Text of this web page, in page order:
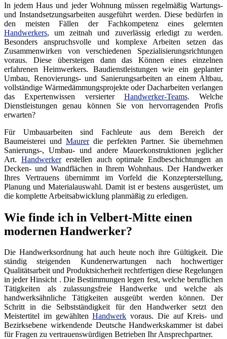
In jedem Haus und jeder Wohnung müssen regelmäßig Wartungs-
und Instandsetzungsarbeiten ausgeführt werden. Diese bedürfen in
den meisten Fällen der Fachkompetenz eines gelernten
Handwerkers, um zeitnah und zuverlässig erledigt zu werden.
Besonders anspruchsvolle und komplexe Arbeiten setzen das
Zusammenwirken von verschiedenen Spezialisierungsrichtungen
voraus. Diese übersteigen dann das Können eines einzelnen
erfahrenen Heimwerkers. Baudienstleistungen wie ein geplanter
Umbau, Renovierungs- und Sanierungsarbeiten an einem Altbau,
vollständige Wärmedämmungsprojekte oder Dacharbeiten verlangen
das Expertenwissen versierter Handwerker-Teams. Welche
Dienstleistungen genau können Sie von hervorragenden Profis
erwarten?
Für Umbauarbeiten sind Fachleute aus dem Bereich der
Baumeisterei und Maurerdie perfekten Partner. Sie übernehmen
Sanierungs-, Umbau- und andere Mauerkonstruktionen jeglicher
Art. Handwerkererstellen auch optimale Endbeschichtungen an
Decken- und Wandflächen in Ihrem Wohnhaus. Der Handwerker
Ihres Vertrauens übernimmt im Vorfeld die Konzepterstellung,
Planung und Materialauswahl. Damit ist er bestens ausgerüstet, um
die komplette Arbeitsabwicklung planmäßig zu erledigen.
Wie finde ich in Velbert-Mitte einen
modernen Handwerker?
Die Handwerksordnung hat auch heute noch ihre Gültigkeit. Die
ständig steigenden Kundenerwartungen nach hochwertiger
Qualitätsarbeit und Produktsicherheit rechtfertigen diese Regelungen
in jeder Hinsicht . Die Bestimmungen legen fest, welche beruflichen
Tätigkeiten als zulassungsfreie Handwerke und welche als
handwerksähnliche Tätigkeiten ausgeübt werden können. Der
Schritt in die Selbstständigkeit für den Handwerker setzt den
Meistertitel im gewähltenHandwerk voraus. Die auf Kreis- und
Bezirksebene wirkendende Deutsche Handwerkskammer ist dabei
für Fragen zu vertrauenswürdigen Betrieben Ihr Ansprechpartner.